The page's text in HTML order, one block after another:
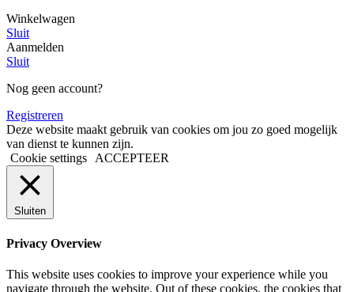
Winkelwagen
Sluit
Aanmelden
Sluit
Nog geen account?
Registreren
Deze website maakt gebruik van cookies om jou zo goed mogelijk
van dienst te kunnen zijn.
Cookie settings ACCEPTEER
Sluiten
Privacy Overview
This website uses cookies to improve your experience while you
navigate through the website. Out of these cookies, the cookies that